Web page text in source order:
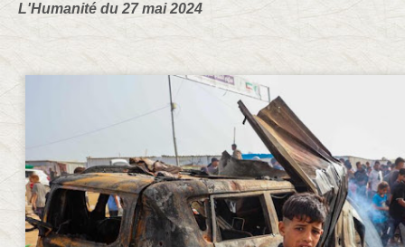
L'Humanité du 27 mai 2024